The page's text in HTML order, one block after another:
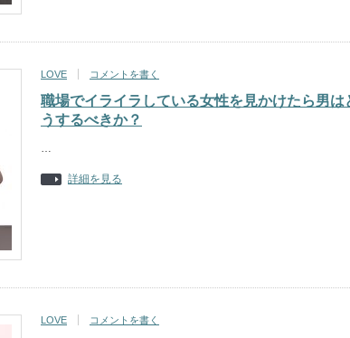
LOVE コメントを書く
職場でイライラしている女性を見かけたら男は
うするべきか？
…
詳細を見る
LOVE コメントを書く